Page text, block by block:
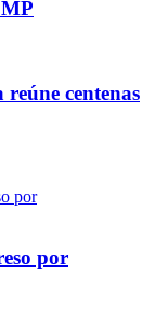
centenas
por